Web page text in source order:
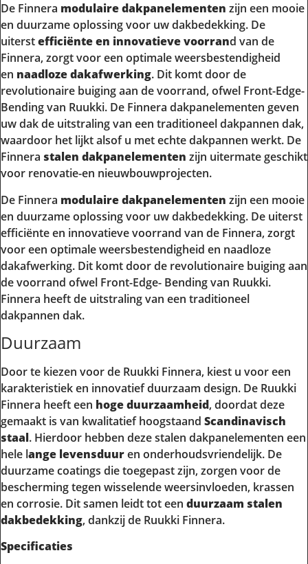
De Finnera modulaire dakpanelementen zijn een mooie
en duurzame oplossing voor uw dakbedekking. De
uiterstefficiënte en innovatieve voorrand van de
Finnera, zorgt voor een optimale weersbestendigheid
en naadloze dakafwerking. Dit komt door de
revolutionaire buiging aan de voorrand, ofwel Front-Edge-
Bending van Ruukki. De Finnera dakpanelementen geven
uw dak de uitstraling van een traditioneel dakpannen dak,
waardoor het lijkt alsof u met echte dakpannen werkt. De
Finnera stalen dakpanelementen zijn uitermate geschikt
voor renovatie-en nieuwbouwprojecten.
De Finnera modulaire dakpanelementen zijn een mooie
en duurzame oplossing voor uw dakbedekking. De uiterst
efficiënte en innovatieve voorrand van de Finnera, zorgt
voor een optimale weersbestendigheid en naadloze
dakafwerking. Dit komt door de revolutionaire buiging aan
de voorrand ofwel Front-Edge- Bending van Ruukki.
Finnera heeft de uitstraling van een traditioneel
dakpannen dak.
Duurzaam
Door te kiezen voor de Ruukki Finnera, kiest u voor een
karakteristiek en innovatief duurzaam design. De Ruukki
Finnera heeft een hoge duurzaamheid, doordat deze
gemaakt is van kwalitatief hoogstaand Scandinavisch
staal. Hierdoor hebben deze stalen dakpanelementen een
hele lange levensduuren onderhoudsvriendelijk. De
duurzame coatings die toegepast zijn, zorgen voor de
bescherming tegen wisselende weersinvloeden, krassen
en corrosie. Dit samen leidt tot een duurzaam stalen
dakbedekking, dankzij de Ruukki Finnera.
Specificaties